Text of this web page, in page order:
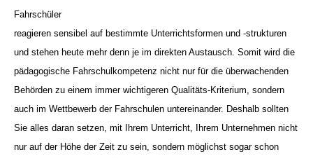
Fahrschüler
reagieren sensibel auf bestimmte Unterrichtsformen und -strukturen
und stehen heute mehr denn je im direkten Austausch. Somit wird die
pädagogische Fahrschulkompetenz nicht nur für die überwachenden
Behörden zu einem immer wichtigeren Qualitäts-Kriterium, sondern
auch im Wettbewerb der Fahrschulen untereinander. Deshalb sollten
Sie alles daran setzen, mit Ihrem Unterricht, Ihrem Unternehmen nicht
nur auf der Höhe der Zeit zu sein, sondern möglichst sogar schon